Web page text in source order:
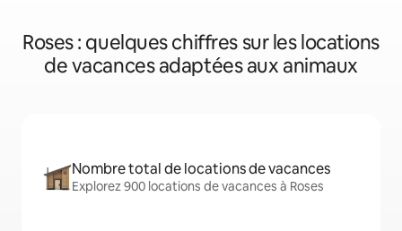
Roses : quelques chiffres sur les locations
de vacances adaptées aux animaux
Nombre total de locations de vacances
Explorez 900 locations de vacances à Roses